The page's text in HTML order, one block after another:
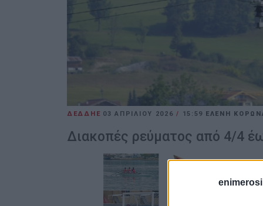
ΔΕΔΔΗΕ 03 ΑΠΡΙΛΊΟΥ 2026/ 15:59 ΕΛΕΝΗ
Διακοπές ρεύματος από 4/4